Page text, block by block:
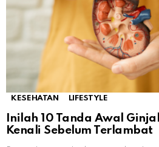
KESEHATAN LIFESTYLE
Inilah 10 Tanda Awal
Kenali Sebelum Terlambat